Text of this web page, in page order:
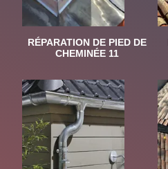
RÉPARATION DE PIED DE
CHEMINÉE 11